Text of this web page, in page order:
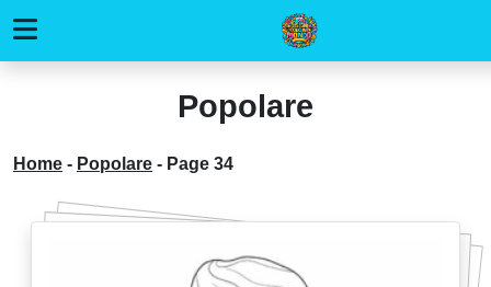
Popolare
Home - Popolare - Page 34